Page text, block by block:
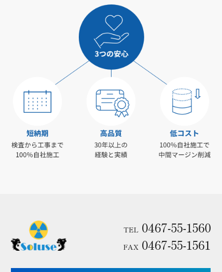
TEL 0467-55-1560
FAX 0467-55-1561